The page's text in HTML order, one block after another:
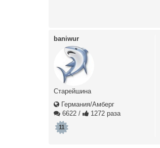
baniwur
Старейшина
Германия/Амберг
6622 / 1272 раза
11